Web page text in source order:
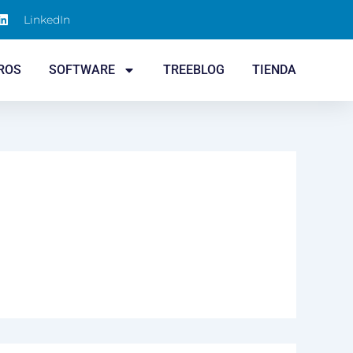
LinkedIn
SOFTWARE TREEBLOG TIENDA